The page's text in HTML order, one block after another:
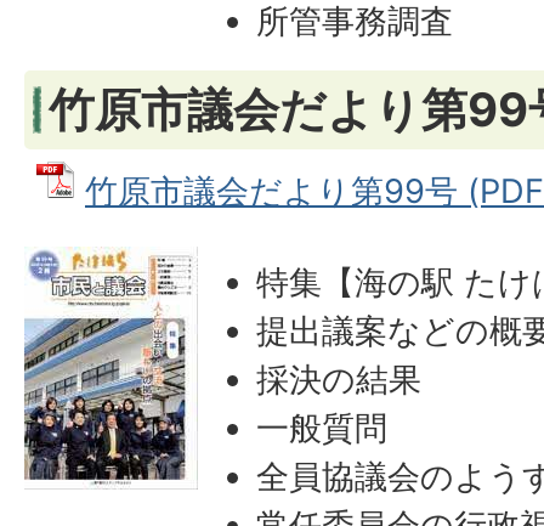
所管事務調査
竹原市議会だより第99
竹原市議会だより第99号
特集【海の駅 たけ
提出議案などの概
採決の結果
一般質問
全員協議会のよう